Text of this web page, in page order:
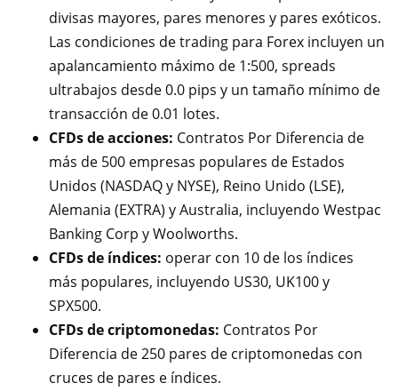
divisas mayores, pares menores y pares exóticos.
Las condiciones de trading para Forex incluyen un
apalancamiento máximo de 1:500, spreads
ultrabajos desde 0.0 pips y un tamaño mínimo de
transacción de 0.01 lotes.
CFDs de acciones: Contratos Por Diferencia de
más de 500 empresas populares de Estados
Unidos (NASDAQ y NYSE), Reino Unido (LSE),
Alemania (EXTRA) y Australia, incluyendo Westpac
Banking Corp y Woolworths.
CFDs de índices: operar con 10 de los índices
más populares, incluyendo US30, UK100 y
SPX500.
CFDs de criptomonedas: Contratos Por
Diferencia de 250 pares de criptomonedas con
cruces de pares e índices.